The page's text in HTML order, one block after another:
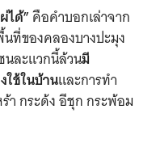
ได้”คือคำบอกเล่าจาก
ที่ของคลองบางปะมุง
นละแวกนี้ล้วนมี
ช้ในบ้านและการทำ
า กระด้ง อีชุก กระพ้อม